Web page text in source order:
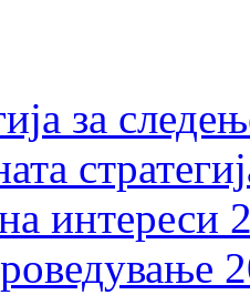
за
интереси